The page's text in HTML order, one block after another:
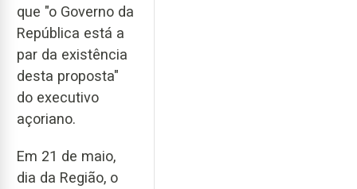
que "o Governo da
República está a
par da existência
desta proposta"
do executivo
açoriano.
Em 21 de maio,
dia da Região, o